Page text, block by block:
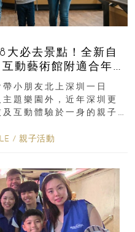
必去景點！全新自
動藝術館附適合年
小朋友北上深圳一日
題樂園外，近年深圳更
互動體驗於一身的親子
/ 親子活動